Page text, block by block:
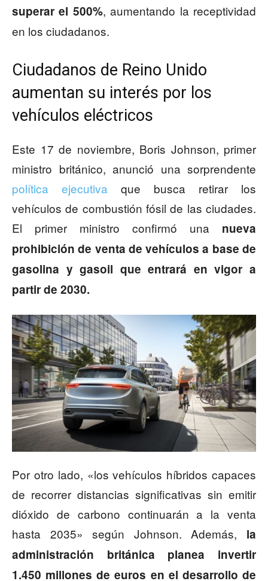
superar el 500%, aumentando la receptividad
en los ciudadanos.
Ciudadanos de Reino Unido
aumentan su interés por los
vehículos eléctricos
Este 17 de noviembre, Boris Johnson, primer
ministro británico, anunció una sorprendente
política ejecutiva que busca retirar los
vehículos de combustión fósil de las ciudades.
El primer ministro confirmó una nueva
prohibición de venta de vehículos a base de
gasolina y gasoil que entrará en vigor a
partir de 2030.
Por otro lado, «los vehículos híbridos capaces
de recorrer distancias significativas sin emitir
dióxido de carbono continuarán a la venta
hasta 2035» según Johnson. Además, la
administración británica planea invertir
1.450 millones de euros en el desarrollo de